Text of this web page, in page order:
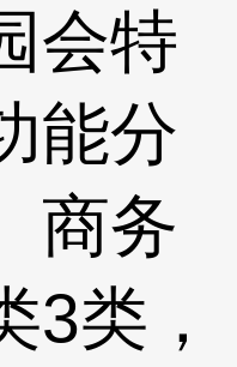
会特
能分
商务
3类，